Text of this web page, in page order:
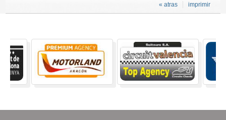
imprimir
« atras